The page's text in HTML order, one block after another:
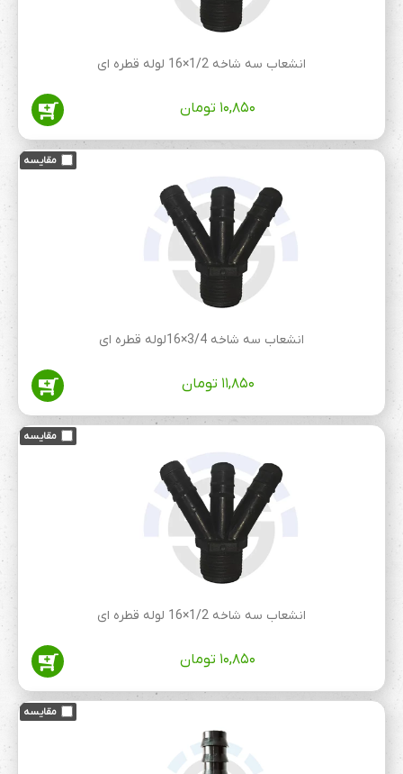
انشعاب سه شاخه 1/2×16 لوله قطره ای
۱۰,۸۵۰ تومان
انشعاب سه شاخه 3/4×16لوله قطره ای
۱۱,۸۵۰ تومان
انشعاب سه شاخه 1/2×16 لوله قطره ای
۱۰,۸۵۰ تومان